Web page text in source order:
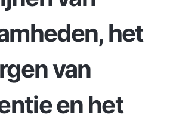
het
van
en het